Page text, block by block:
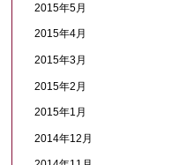
2015年5月
2015年4月
2015年3月
2015年2月
2015年1月
2014年12月